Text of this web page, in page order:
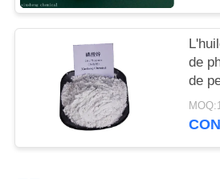
de
de
90-0
les